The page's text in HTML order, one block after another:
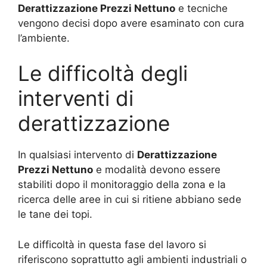
Derattizzazione Prezzi Nettuno e tecniche
vengono decisi dopo avere esaminato con cura
l’ambiente.
Le difficoltà degli
interventi di
derattizzazione
In qualsiasi intervento di Derattizzazione
Prezzi Nettuno e modalità devono essere
stabiliti dopo il monitoraggio della zona e la
ricerca delle aree in cui si ritiene abbiano sede
le tane dei topi.
Le difficoltà in questa fase del lavoro si
riferiscono soprattutto agli ambienti industriali o